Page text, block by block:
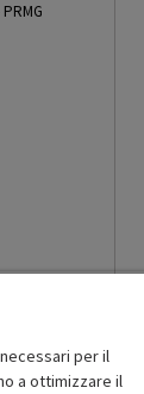
per il
a ottimizzare il